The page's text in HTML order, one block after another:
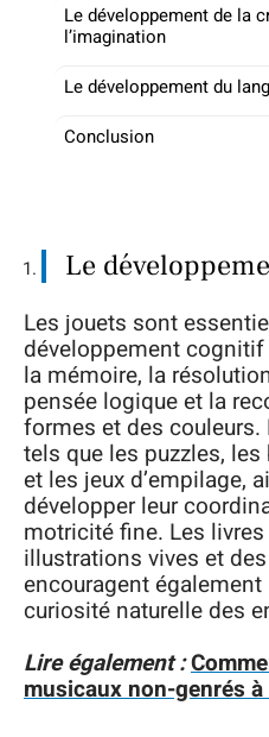
Le développement de la
l’imagination
Le développement du
Conclusion
Le
Les jouets sont
développement
la mémoire, la
pensée logique et la
formes et des
tels que les puzzles,
et les jeux d’empilage,
développer leur
motricité fine. Les
illustrations vives et
encouragent
curiosité naturelle des
Lire également :
musicaux non-genrés